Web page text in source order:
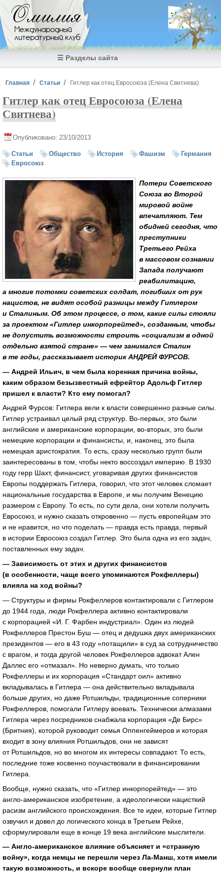
Перейти к основному содержанию
Омилия
Международный
литературный клуб
☰ Разделы сайта
Вы здесь
Главная Статьи Гитлер как отец Евросоюза (Елена Свитнева)
Гитлер как отец Евросоюза (Елена
Свитнева)
Опубликовано: 23/10/2013
Статьи Общество История Фашизм
Германия
Евросоюз
Потери Советского
Союза во Второй
мировой войне
впечатляют. Тем
обидней сегодня, что
преступники
Третьего Рейха
в массовом сознании
Запада получают
реабилитацию,
а многие потомки советских солдат, погибших от рук
нацистов, не видят особой разницы между Гитлером
и Сталиным. Об этом процессе, о том, какие силы стояли
за проектом «Гитлер инкорпорейтед», созданным, чтобы
не допустить возможности строить «социализм в одной
отдельно взятой стране» — чем занимался Сталин
в те годы, рассказывает историк АНДРЕЙ ФУРСОВ.
— Андрей Ильич, в чем была коренная причина войны,
каким образом безызвестный ефрейтор Адольф Гитлер
пришел к власти? Кто ему помогал?
Андрей Фурсов: Гитлера вели к власти совершенно разные силы.
Гитлер устраивал целый ряд структур. Во-первых, это были
английские и американские корпорации, во-вторых, это были
немецкие корпорации и финансисты, и, наконец, это была
немецкая аристократия. То есть, сразу несколько групп были
заинтересованы в том, чтобы некто воссоздал империю. В 1930
году герр Шахт, финансист, уговаривая других финансистов
Европы поддержать Гитлера, говорил, что этот человек сломает
национальные государства в Европе, и мы получим Венецию
размером с Европу. То есть, по сути дела, они хотели получить
Евросоюз, и нужно сказать откровенно — пусть европейцам это
и не нравится, но что поделать — правда есть правда, первый
в истории Евросоюз создал Гитлер. Это была одна из его задач,
поставленных ему задач.
— Зависимость от этих и других финансистов
(в особенности, чаще всего упоминаются Рокфеллеры)
влияла на ход войны?
— Структуры и фирмы Рокфеллеров контактировали с Гитлером
до 1944 года, люди Рокфеллера активно контактировали
с корпорацией «И. Г. Фарбен индустриал». Один из людей
Рокфеллеров Престон Буш — отец и дедушка двух американских
президентов — его в 43 году «потащили» в суд за сотрудничество
с врагом, и тогда другой человек Рокфеллеров адвокат Ален
Даллес его «отмазал». Но неверно думать, что только
Рокфеллеры и их корпорация «Стандарт оил» активно
вкладывалась в Гитлера — она действительно вкладывала
больше других, но даже Ротшильды, традиционные соперники
Рокфеллеров, помогали Гитлеру воевать. Технически алмазами
Гитлера через посредников снабжала корпорация «Де Бирс»
(Бритния), которой руководит семья Оппенгеймеров и которая
входит в зону влияния Ротшильдов, они не зависят
от Ротшильдов, но во многом их интересы совпадают. То есть,
последние тоже косвенно поучаствовали в финансировании
Гитлера.
Вообще, нужно сказать, что «Гитлер инкорпорейтед» — это
англо-американское изобретение, а идеологически нацисткий
расизм английского происхождения. Все те идеи, которые Гитлер
озвучил и довел до логического конца в Третьем Рейхе,
сформулировали еще в конце 19 века английские мыслители.
— Англо-американское влияние объясняет и «странную
войну», когда немцы не перешли через Ла-Манш, хотя имели
такую возможность, и вскоре вообще свернули план